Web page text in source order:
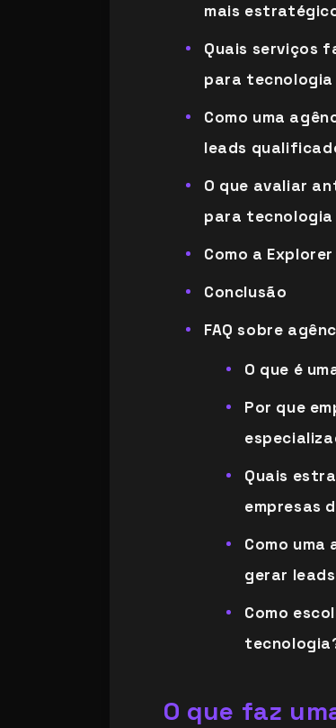
mais
Quais serviços
para tecnologia
Como uma
leads
O que avaliar
para tecnologia
Como a
Conclusão
FAQ sobre
O que é
Por que
Quais
empresas
Como
gerar
Como
O que faz